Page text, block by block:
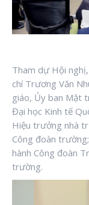
Tham dự Hội
chí Trương Văn
giáo, Ủy ban Mặt
Đại học Kinh tế
Hiệu trưởng nhà
Công đoàn
hành Công đoàn
trường.